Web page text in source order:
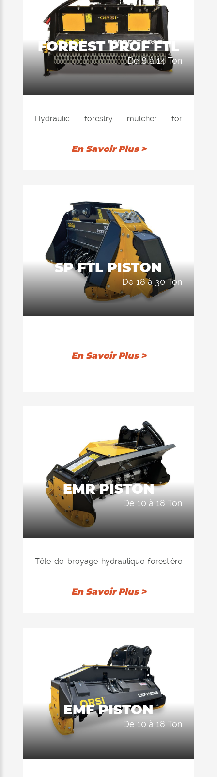
FORREST PROF FTL
de 8 à 14 Ton
Hydraulic forestry mulcher for
En Savoir Plus >
SP FTL PISTON
de 18 à 30 Ton
En Savoir Plus >
EMR PISTON
de 10 à 18 Ton
Tête de broyage hydraulique forestière
Conçue spécialement pour les travaux
En Savoir Plus >
EMF PISTON
de 10 à 18 Ton